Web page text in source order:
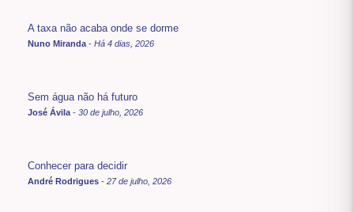
A taxa não acaba onde se dorme
Nuno Miranda - Há 4 dias, 2026
Sem água não há futuro
José Ávila - 30 de julho, 2026
Conhecer para decidir
André Rodrigues - 27 de julho, 2026